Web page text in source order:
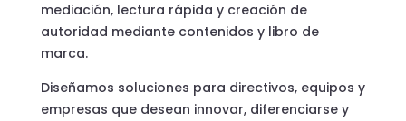
mediación, lectura rápida y creación de
autoridad mediante contenidos y libro de
marca.
Diseñamos soluciones para directivos, equipos y
empresas que desean innovar, diferenciarse y